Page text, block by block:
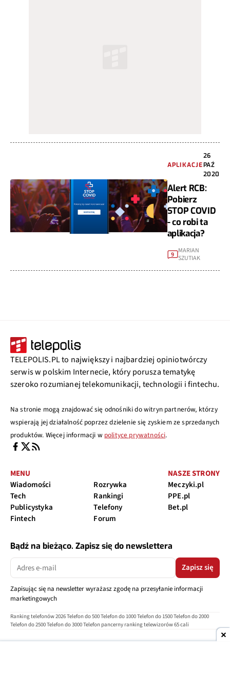
APLIKACJE
26
PAŹ
2020
Alert RCB:
Pobierz
STOP COVID
- co robi ta
aplikacja?
9 MARIAN
SZUTIAK
TELEPOLIS.PL to największy i najbardziej opiniotwórczy
serwis w polskim Internecie, który porusza tematykę
szeroko rozumianej telekomunikacji, technologii i fintechu.
Na stronie mogą znajdować się odnośniki do witryn partnerów, którzy
wspierają jej działalność poprzez dzielenie się zyskiem ze sprzedanych
produktów. Więcej informacji w polityce prywatności.
MENU
Wiadomości
Tech
Publicystyka
Fintech
Rozrywka
Rankingi
Telefony
Forum
NASZE STRONY
Meczyki.pl
PPE.pl
Bet.pl
Bądź na bieżąco. Zapisz się do newslettera
Zapisz się
Zapisując się na newsletter wyrażasz zgodę na przesyłanie informacji
marketingowych
Ranking telefonów 2026Telefon do 500Telefon do 1000Telefon do 1500Telefon do 2000
Telefon do 2500Telefon do 3000Telefon pancerny ranking telewizorów 65 cali